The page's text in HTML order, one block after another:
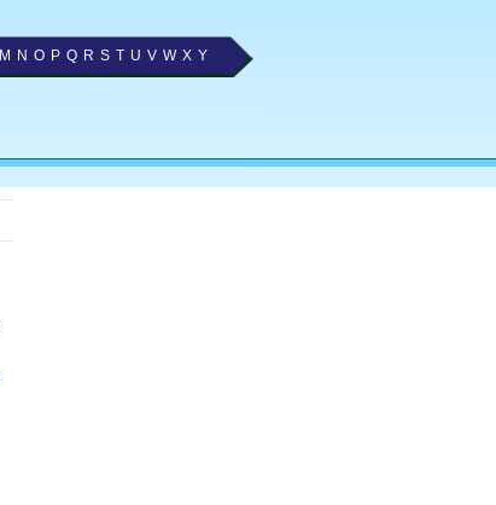
M N O P Q R S T U V W X Y